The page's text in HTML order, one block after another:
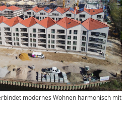
modernes Wohnen harmonisch mit